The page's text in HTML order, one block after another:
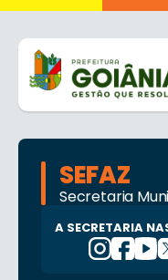
SEFAZ
Secretaria
A SECRETARIA